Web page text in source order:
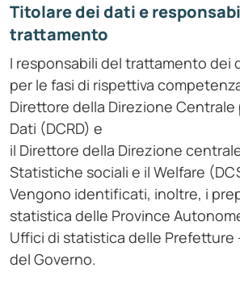
Titolare dei dati e
trattamento
I responsabili del trattamento dei
per le fasi di rispettiva
Direttore della Direzione Centrale
Dati (DCRD) e
il Direttore della Direzione
Statistiche sociali e il Welfare
Vengono identificati, inoltre, i
statistica delle Province
Uffici di statistica delle Prefetture
del Governo.